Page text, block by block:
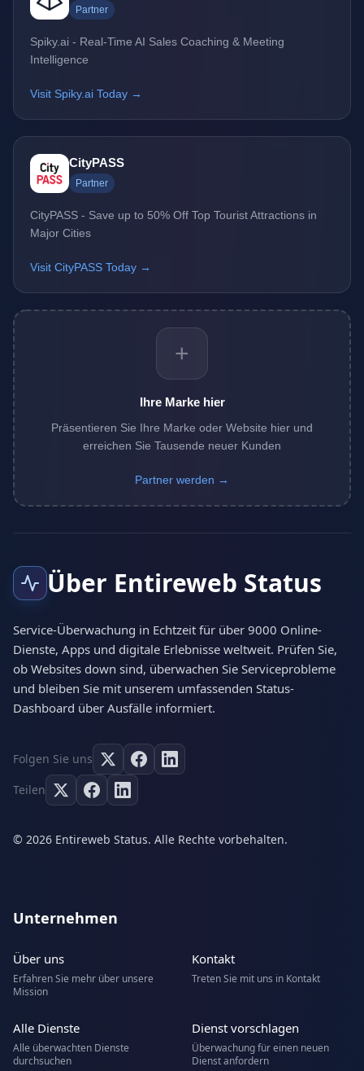
Partner
Spiky.ai - Real-Time AI Sales Coaching & Meeting
Intelligence
Visit Spiky.ai Today →
CityPASS
Partner
CityPASS - Save up to 50% Off Top Tourist Attractions in
Major Cities
Visit CityPASS Today →
+
Ihre Marke hier
Präsentieren Sie Ihre Marke oder Website hier und
erreichen Sie Tausende neuer Kunden
Partner werden →
Über Entireweb Status
Service-Überwachung in Echtzeit für über 9000 Online-
Dienste, Apps und digitale Erlebnisse weltweit. Prüfen Sie,
ob Websites down sind, überwachen Sie Serviceprobleme
und bleiben Sie mit unserem umfassenden Status-
Dashboard über Ausfälle informiert.
Folgen Sie uns
Teilen
© 2026 Entireweb Status. Alle Rechte vorbehalten.
Unternehmen
Über uns
Erfahren Sie mehr über unsere
Mission
Kontakt
Treten Sie mit uns in Kontakt
Alle Dienste
Alle überwachten Dienste
durchsuchen
Dienst vorschlagen
Überwachung für einen neuen
Dienst anfordern